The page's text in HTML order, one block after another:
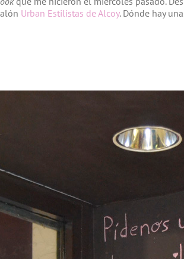
Urban Estilistas de Alcoy. Dónde hay